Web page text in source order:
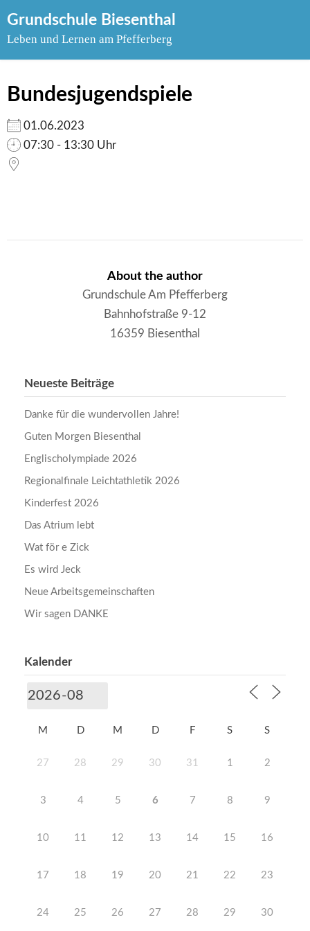
to
Grundschule Biesenthal
Leben und Lernen am Pfefferberg
Bundesjugendspiele
01.06.2023
07:30 - 13:30 Uhr
About the author
Grundschule Am Pfefferberg
Bahnhofstraße 9-12
16359 Biesenthal
Neueste Beiträge
Danke für die wundervollen Jahre!
Guten Morgen Biesenthal
Englischolympiade 2026
Regionalfinale Leichtathletik 2026
Kinderfest 2026
Das Atrium lebt
Wat för e Zick
Es wird Jeck
Neue Arbeitsgemeinschaften
Wir sagen DANKE
Kalender
M D M D F S S
27 28 29 30 31 1 2
3 4 5 6 7 8 9
10 11 12 13 14 15 16
17 18 19 20 21 22 23
24 25 26 27 28 29 30